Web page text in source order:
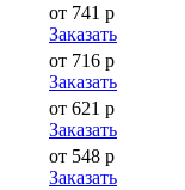
от 741 р
Заказать
от 716 р
Заказать
от 621 р
Заказать
от 548 р
Заказать